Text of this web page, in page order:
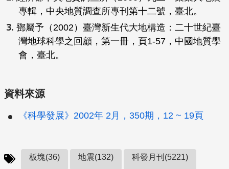
專輯，中央地質調查所專刊第十二號，臺北。
鄧屬予（2002）臺灣新生代大地構造：二十世紀臺
灣地球科學之回顧，第一冊，頁1-57，中國地質學
會，臺北。
資料來源
《科學發展》2002年 2月，350期，12 ~ 19頁
板塊(36) 地震(132) 科發月刊(5221)